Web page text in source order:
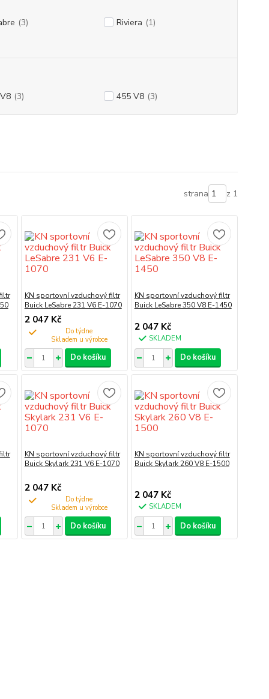
(3) Riviera (1)
(3) 455 V8 (3)
strana z 1
KN sportovní vzduchový filtr
Buick LeSabre 231 V6 E-1070
2 047 Kč
Do týdne
Do košíku
KN sportovní vzduchový filtr
Buick LeSabre 350 V8 E-1450
2 047 Kč
SKLADEM
Do košíku
KN sportovní vzduchový filtr
Buick Skylark 231 V6 E-1070
2 047 Kč
Do týdne
Do košíku
KN sportovní vzduchový filtr
Buick Skylark 260 V8 E-1500
2 047 Kč
SKLADEM
Do košíku